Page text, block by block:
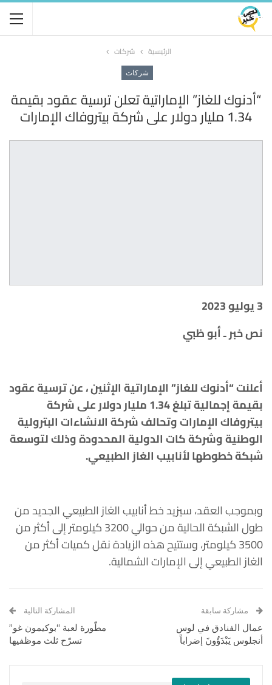
الرئيسية شركات
شركات
“أدنوك للغاز” الإماراتية تعلن ترسية عقود بقيمة
1.34 مليار دولار على شركة بيتروفاك الإمارات
3 يوليو 2023
نص خبر ـ أبو ظبي
أعلنت “أدنوك للغاز” الإماراتية الإثنين ، عن ترسية عقود
بقيمة إجمالية تبلغ 1.34 مليار دولار على شركة
بيتروفاك الإمارات وتحالف شركة الانشاءات البترولية
الوطنية وشركة كات الدولية المحدودة وذلك لتوسعة
شبكة خطوطها لأنابيب الغاز الطبيعي.
وبموجب العقد، سيزيد خط أنابيب الغاز الطبيعي الجديد من
طول الشبكة الحالية من حوالي 3200 كيلومتر إلى أكثر من
3500 كيلومتر، وستتيح هذه الزيادة نقل كميات أكثر من
الغاز الطبيعي إلى الإمارات الشمالية.
مشاركة سابقة
عمال الفنادق في لوس
أنجلوس يَبْدَؤُونَ إضراباً
المشاركة التالية
مطّورة لعبة “بوكيمون غو”
تسرّح ثلث موظفيها